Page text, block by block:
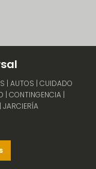
| AUTOS | CUIDADO
| CONTINGENCIA |
JARCIERÍA